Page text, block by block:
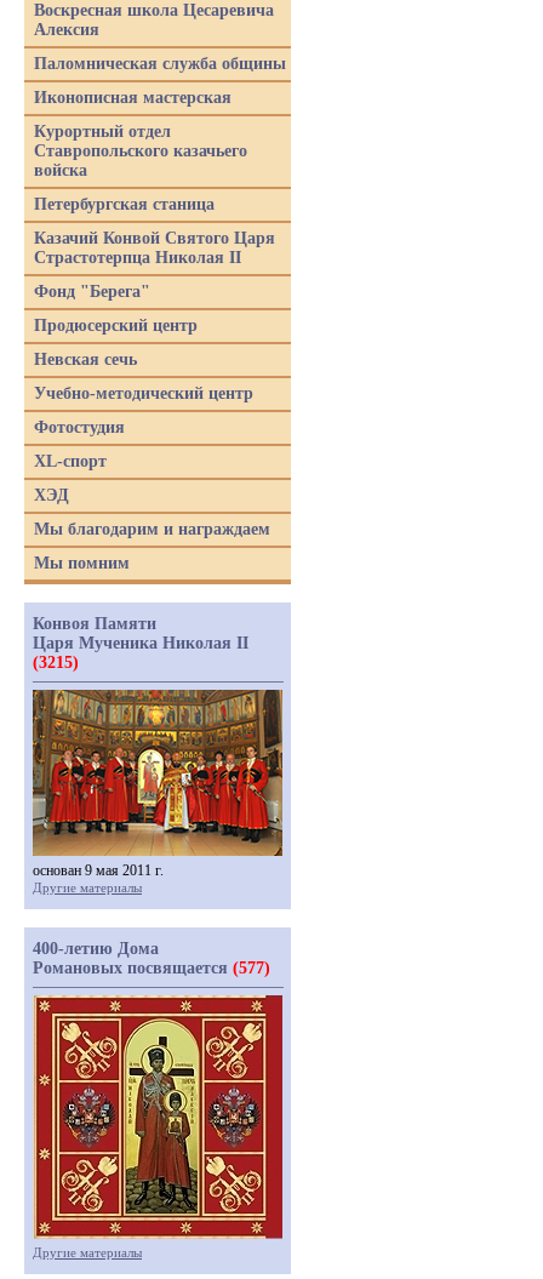
Воскресная школа Цесаревича
Алексия
Паломническая служба общины
Иконописная мастерская
Курортный отдел
Ставропольского казачьего
войска
Петербургская станица
Казачий Конвой Святого Царя
Страстотерпца Николая II
Фонд "Берега"
Продюсерский центр
Невская сечь
Учебно-методический центр
Фотостудия
XL-спорт
ХЭД
Мы благодарим и награждаем
Мы помним
Конвоя Памяти
Царя Мученика Николая II
(3215)
основан 9 мая 2011 г.
Другие материалы
400-летию Дома
Романовых посвящается (577)
Другие материалы